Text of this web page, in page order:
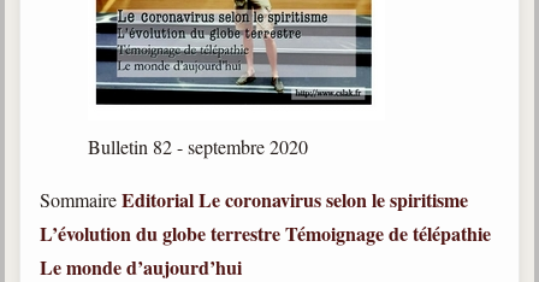
Bulletin 82 - septembre 2020
SommaireEditorialLe coronavirus selon le spiritisme
L’évolution du globe terrestreTémoignage de télépathie
Le monde d’aujourd’hui